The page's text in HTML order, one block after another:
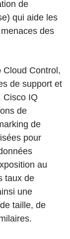
de
qui aide les
des
Cloud Control,
de support et
Cisco IQ
de
de
pour
au
taux de
une
taille, de